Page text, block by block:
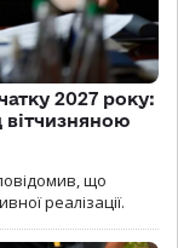
2027 року:
вітчизняною
що
реалізації.